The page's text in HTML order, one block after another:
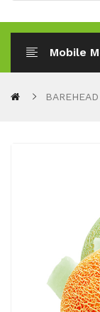
Mobile